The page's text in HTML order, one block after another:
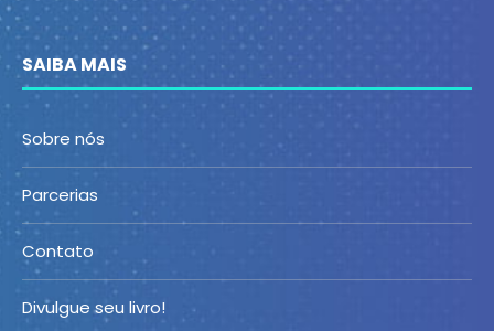
SAIBA MAIS
Sobre nós
Parcerias
Contato
Divulgue seu livro!